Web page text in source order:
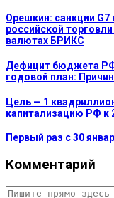
Орешкин: санкции
российской
валютах БРИКС
Дефицит бюджета РФ
годовой план:
Цель — 1
капитализацию РФ к
Первый раз с 30
Комментарий